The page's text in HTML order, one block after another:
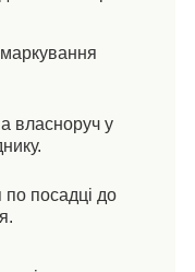
маркування
власноруч у
по посадці до